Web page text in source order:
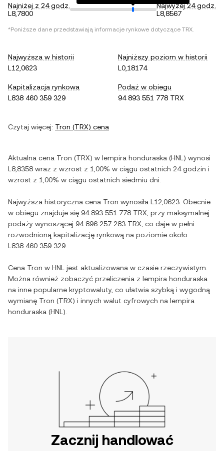
Najniżej z 24 godz.
L8,7800
Najwyżej 24 godz.
L8,8567
*Poniższe dane przedstawiają informacje rynkowe dotyczące TRX.
Najwyższa w historii
L12,0623
Najniższy poziom w historii
L0,18174
Kapitalizacja rynkowa
L838 460 359 329
Podaż w obiegu
94 893 551 778 TRX
Czytaj więcej: Tron (TRX) cena
Aktualna cena Tron (TRX) w lempira honduraska (HNL ) wynosi
L8,8358 wraz z wzrost z 1,00% w ciągu ostatnich 24 godzin i
wzrost z 1,00% w ciągu ostatnich siedmiu dni.
Najwyższa historyczna cena Tron wynosiła L12,0623 . Obecnie
w obiegu znajduje się 94 893 551 778 TRX , przy maksymalnej
podaży wynoszącej 94 896 257 283 TRX , co daje w pełni
rozwodnioną kapitalizację rynkową na poziomie około
L838 460 359 329
Cena Tron w HNL jest aktualizowana w czasie rzeczywistym.
Można również zobaczyć przeliczenia z lempira honduraska
na inne popularne kryptowaluty, co ułatwia szybką i wygodną
wymianę Tron (TRX) i innych walut cyfrowych na lempira
honduraska (HNL ).
Zacznij handlować